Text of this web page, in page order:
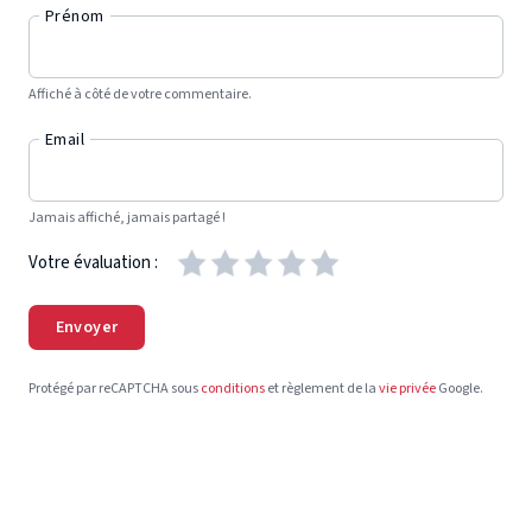
Prénom
Affiché à côté de votre commentaire.
Email
Jamais affiché, jamais partagé !
Votre évaluation :
Envoyer
Protégé par reCAPTCHA sousconditionset règlement de lavie privéeGoogle.